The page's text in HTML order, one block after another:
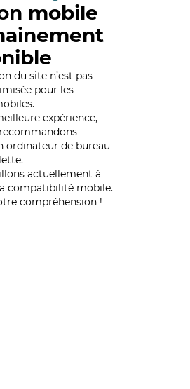
mobile
du site n’est pas
pour les
expérience,
ordinateur de bureau
actuellement à
compatibilité mobile.
compréhension !